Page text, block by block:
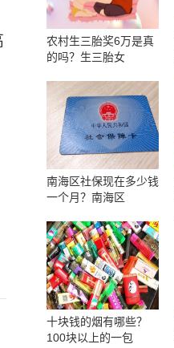
农村生三胎奖6万是真
的吗？生三胎女
南海区社保现在多少钱
一个月？南海区
十块钱的烟有哪些？
100块以上的一包